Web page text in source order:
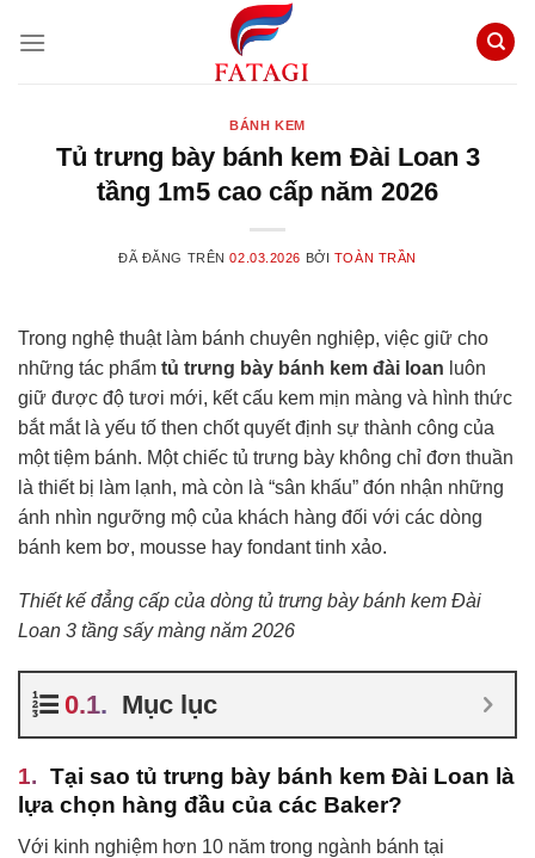
đến
BÁNH KEM
Tủ trưng bày bánh kem Đài Loan 3
tầng 1m5 cao cấp năm 2026
ĐÃ ĐĂNG TRÊN02.03.2026 BỞI TOÀN TRẦN
Trong nghệ thuật làm bánh chuyên nghiệp, việc giữ cho
những tác phẩm tủ trưng bày bánh kem đài loan luôn
giữ được độ tươi mới, kết cấu kem mịn màng và hình thức
bắt mắt là yếu tố then chốt quyết định sự thành công của
một tiệm bánh. Một chiếc tủ trưng bày không chỉ đơn thuần
là thiết bị làm lạnh, mà còn là “sân khấu” đón nhận những
ánh nhìn ngưỡng mộ của khách hàng đối với các dòng
bánh kem bơ, mousse hay fondant tinh xảo.
Thiết kế đẳng cấp của dòng tủ trưng bày bánh kem Đài
Loan 3 tầng sấy màng năm 2026
Mục lục
Tại sao tủ trưng bày bánh kem Đài Loan là
lựa chọn hàng đầu của các Baker?
Với kinh nghiệm hơn 10 năm trong ngành bánh tại